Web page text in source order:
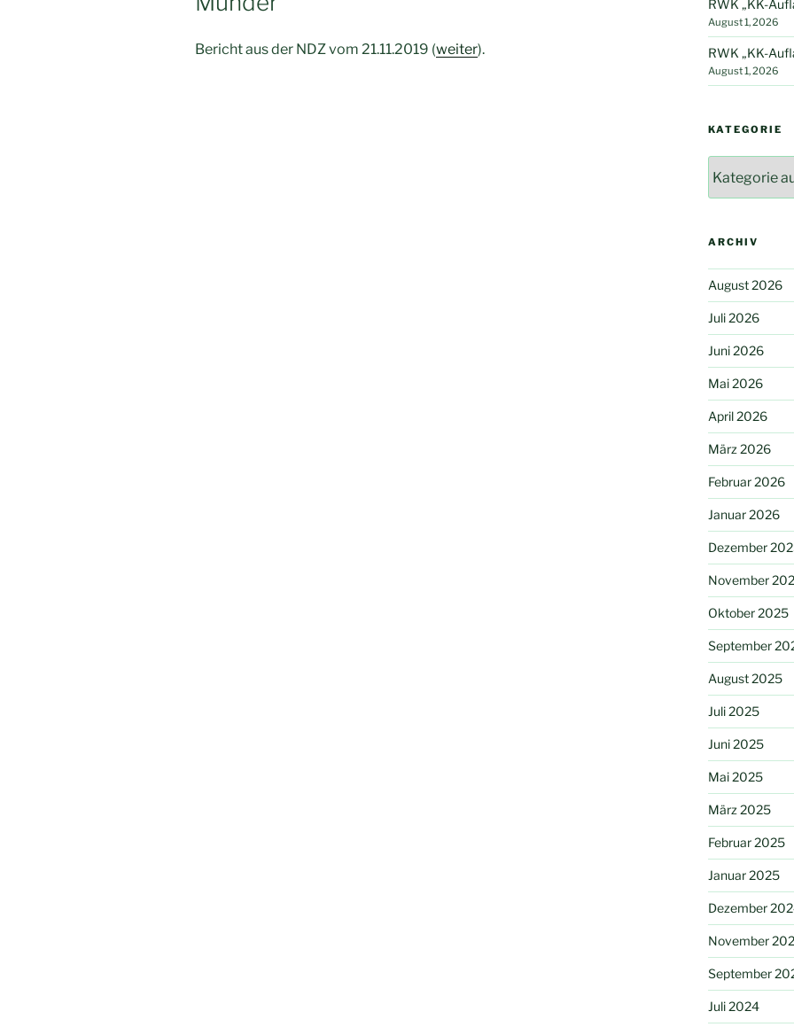
Bericht aus der NDZ vom 21.11.2019 (weiter).
RWK „KK-
August 1, 2026
RWK „KK-
August 1, 2026
KATEGORIE
ARCHIV
August 2026
Juli 2026
Juni 2026
Mai 2026
April 2026
März 2026
Februar 2026
Januar 2026
Dezember
November
Oktober 2025
September
August 2025
Juli 2025
Juni 2025
Mai 2025
März 2025
Februar 2025
Januar 2025
Dezember
November
September
Juli 2024